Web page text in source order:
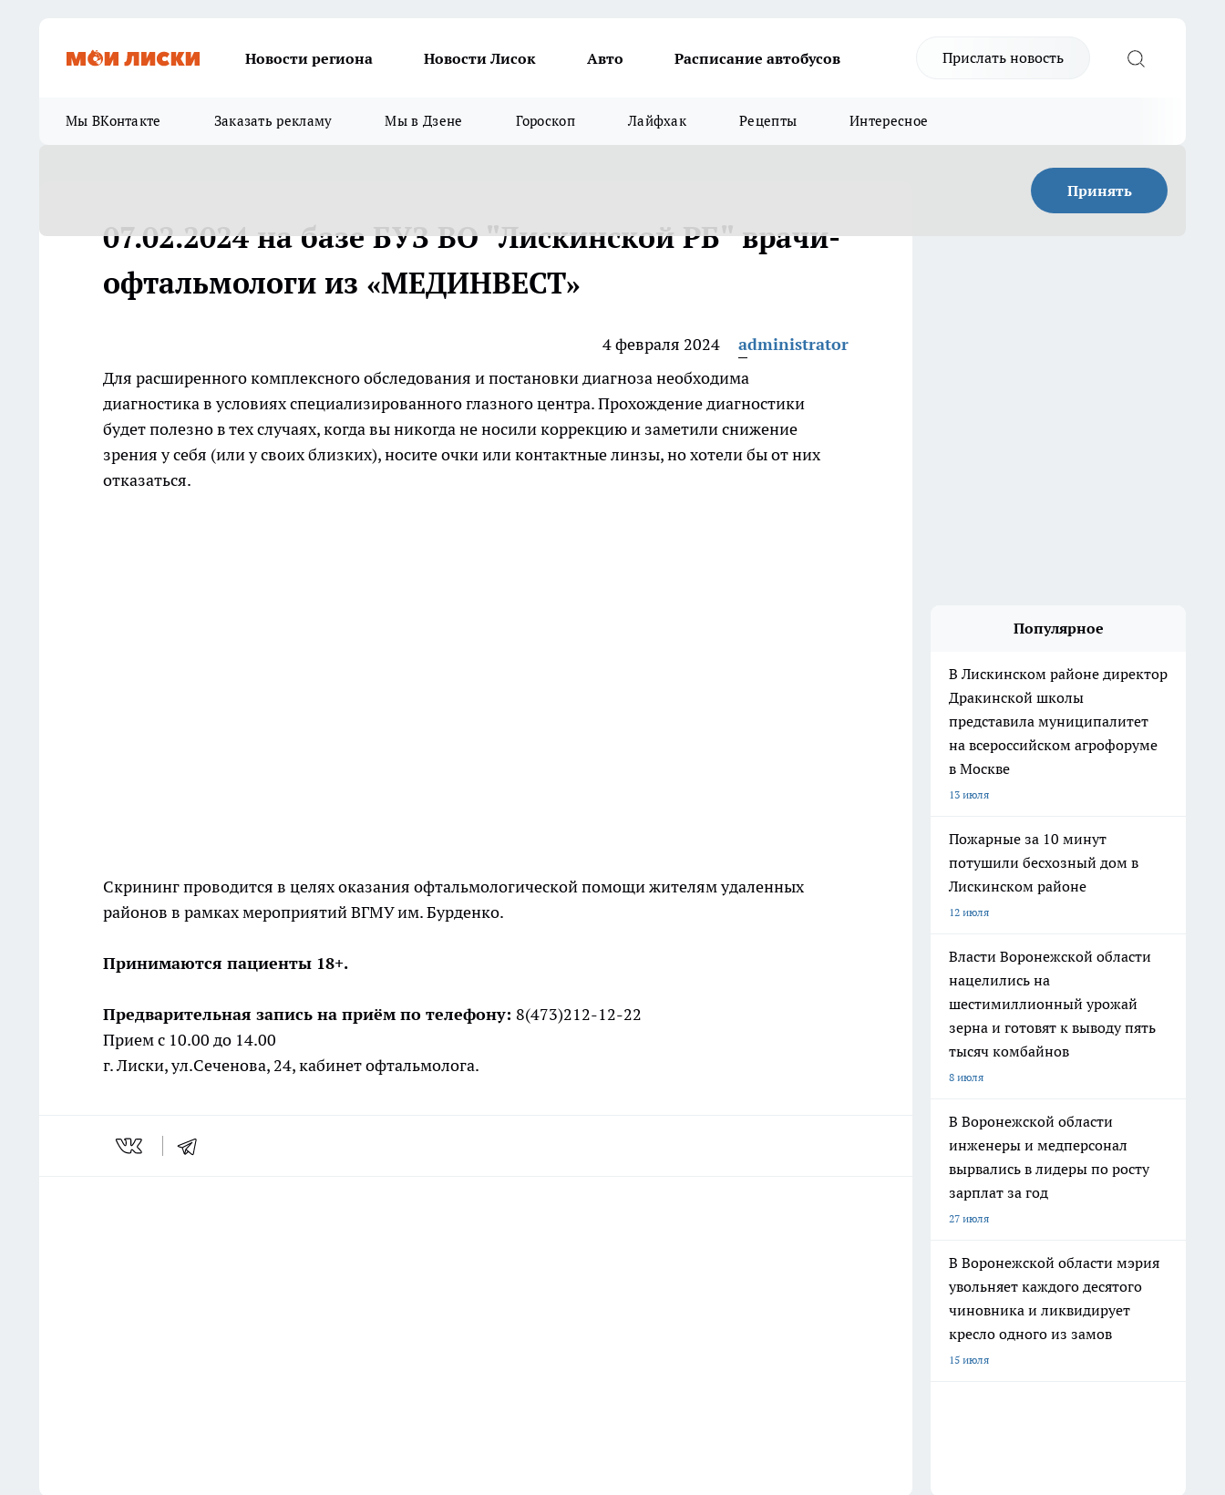
Новости региона Новости Лисок Авто Расписание автобусов Прислать новость
Мы ВКонтакте Заказать рекламу Мы в Дзене Гороскоп Лайфхак Рецепты Интересное
Принять
07.02.2024 на базе БУЗ ВО "Лискинской РБ" врачи-
офтальмологи из «МЕДИНВЕСТ»
4 февраля 2024
administrator
Для расширенного комплексного обследования и постановки диагноза необходима
диагностика в условиях специализированного глазного центра. Прохождение диагностики
будет полезно в тех случаях, когда вы никогда не носили коррекцию и заметили снижение
зрения у себя (или у своих близких), носите очки или контактные линзы, но хотели бы от них
отказаться.
Скрининг проводится в целях оказания офтальмологической помощи жителям удаленных
районов в рамках мероприятий ВГМУ им. Бурденко.
Принимаются пациенты 18+.
Предварительная запись на приём по телефону: 8(473)212-12-22
Прием с 10.00 до 14.00
г. Лиски, ул.Сеченова, 24, кабинет офтальмолога.
Популярное
В Лискинском районе директор
Дракинской школы
представила муниципалитет
на всероссийском агрофоруме
в Москве
13 июля
Пожарные за 10 минут
потушили бесхозный дом в
Лискинском районе
12 июля
Власти Воронежской области
нацелились на
шестимиллионный урожай
зерна и готовят к выводу пять
тысяч комбайнов
8 июля
В Воронежской области
инженеры и медперсонал
вырвались в лидеры по росту
зарплат за год
27 июля
В Воронежской области мэрия
увольняет каждого десятого
чиновника и ликвидирует
кресло одного из замов
15 июля